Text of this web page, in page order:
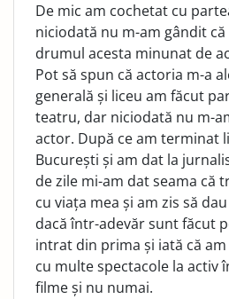
De mic am cochetat cu
niciodată nu m-am gândit
drumul acesta minunat de
Pot să spun că actoria m-a
generală și liceu am făcut
teatru, dar niciodată nu m-
actor. După ce am terminat
București și am dat la
de zile mi-am dat seama că
cu viața mea și am zis să
dacă într-adevăr sunt făcut
intrat din prima și iată că
cu multe spectacole la activ
filme și nu numai.